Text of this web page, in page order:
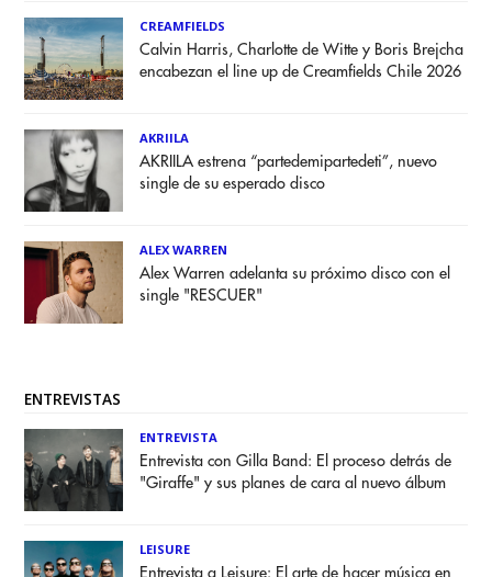
CREAMFIELDS
Calvin Harris, Charlotte de Witte y Boris Brejcha
encabezan el line up de Creamfields Chile 2026
AKRIILA
AKRIILA estrena “partedemipartedeti”, nuevo
single de su esperado disco
ALEX WARREN
Alex Warren adelanta su próximo disco con el
single "RESCUER"
ENTREVISTAS
ENTREVISTA
Entrevista con Gilla Band: El proceso detrás de
"Giraffe" y sus planes de cara al nuevo álbum
LEISURE
Entrevista a Leisure: El arte de hacer música en